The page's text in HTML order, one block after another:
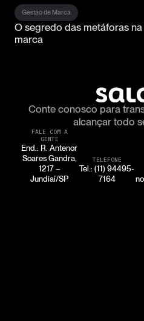
Gestão de Marca
O segredo das metáforas
marca
Conte conosco para
alcançar todo
FALE COM A
GENTE
End.: R. Antenor
Soares Gandra,
1217 –
Jundiaí/SP
TELEFONE
Tel.: (11) 94495-
7164